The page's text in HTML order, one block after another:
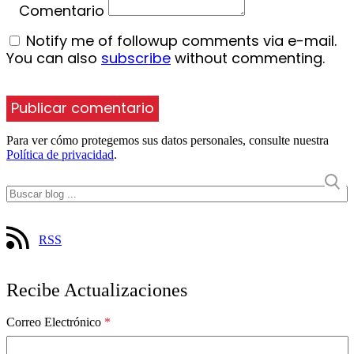
Comentario
Notify me of followup comments via e-mail.
You can also subscribe without commenting.
Para ver cómo protegemos sus datos personales, consulte nuestra
Política de privacidad.
RSS
Recibe Actualizaciones
Correo Electrónico *